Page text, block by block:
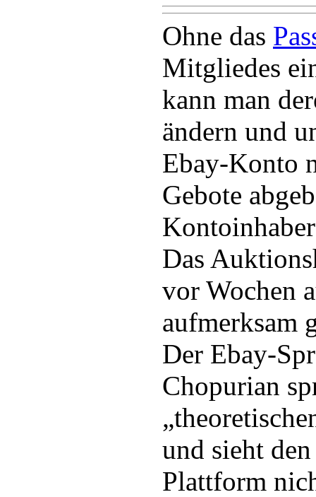
Ohne das
Mitgliedes
kann man
ändern und
Ebay-Konto
Gebote
Das
vor Wochen
aufmerksam
Der Ebay-
Chopurian
und sieht
Plattform